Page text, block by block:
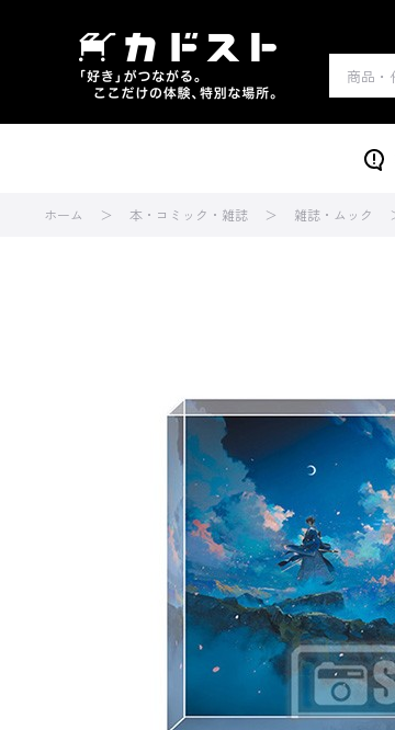
ホーム 本・コミック・雑誌 雑誌・ムック